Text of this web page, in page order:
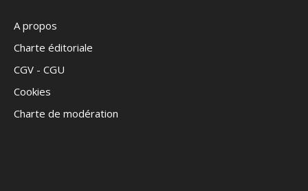
A propos
Charte éditoriale
CGV - CGU
Cookies
Charte de modération